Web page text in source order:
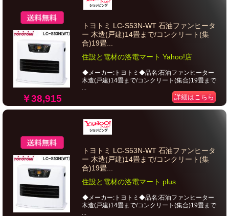
￥38,915
トヨトミ LC-S53N-WT 石油ファンヒータ
ー 木造(戸建)14畳まで/コンクリート(集
合)19畳...
住設と電材の洛電マート Yahoo!店
◆メーカー:トヨトミ◆品名:石油ファンヒーター
木造(戸建)14畳まで/コンクリート(集合)19畳まで
...
詳細はこちら
トヨトミ LC-S53N-WT 石油ファンヒータ
ー 木造(戸建)14畳まで/コンクリート(集
合)19畳...
住設と電材の洛電マート plus
◆メーカー:トヨトミ◆品名:石油ファンヒーター
木造(戸建)14畳まで/コンクリート(集合)19畳まで
...